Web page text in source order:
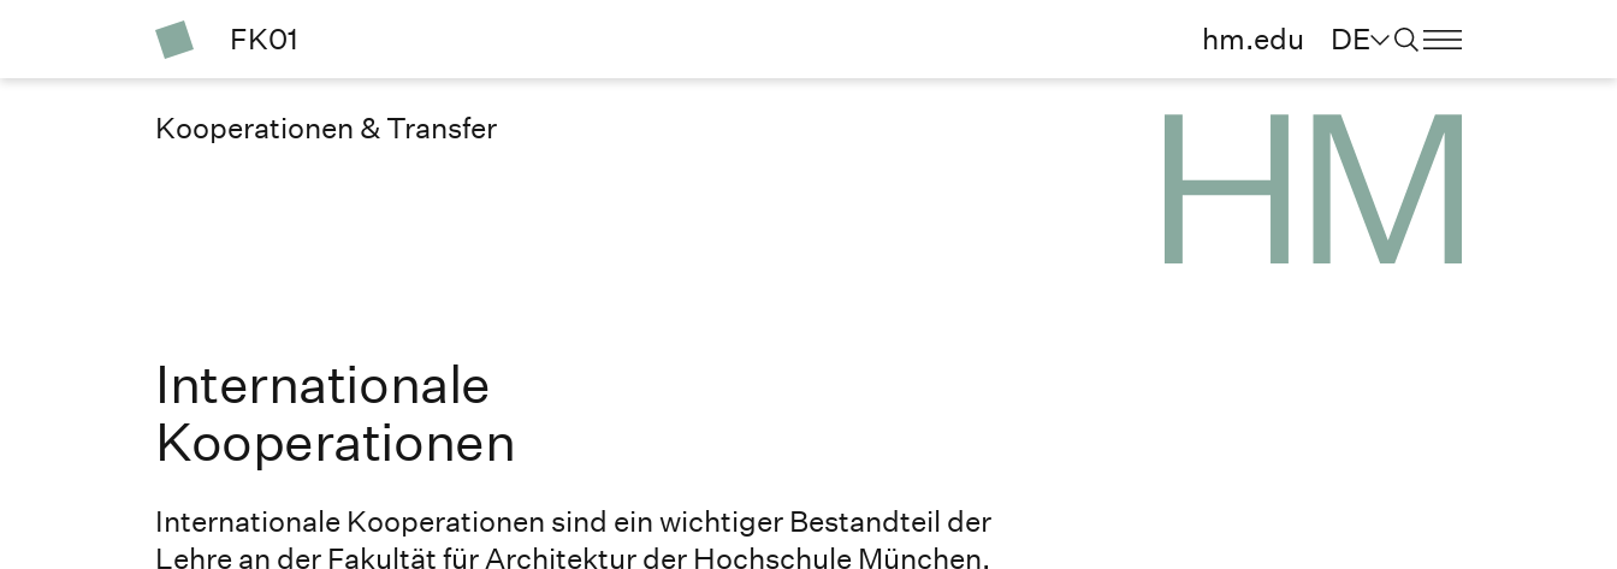
FK01 hm.edu DE
Kooperationen & Transfer
Internationale
Kooperationen
Internationale Kooperationen sind ein wichtiger Bestandteil der
Lehre an der Fakultät für Architektur der Hochschule München.